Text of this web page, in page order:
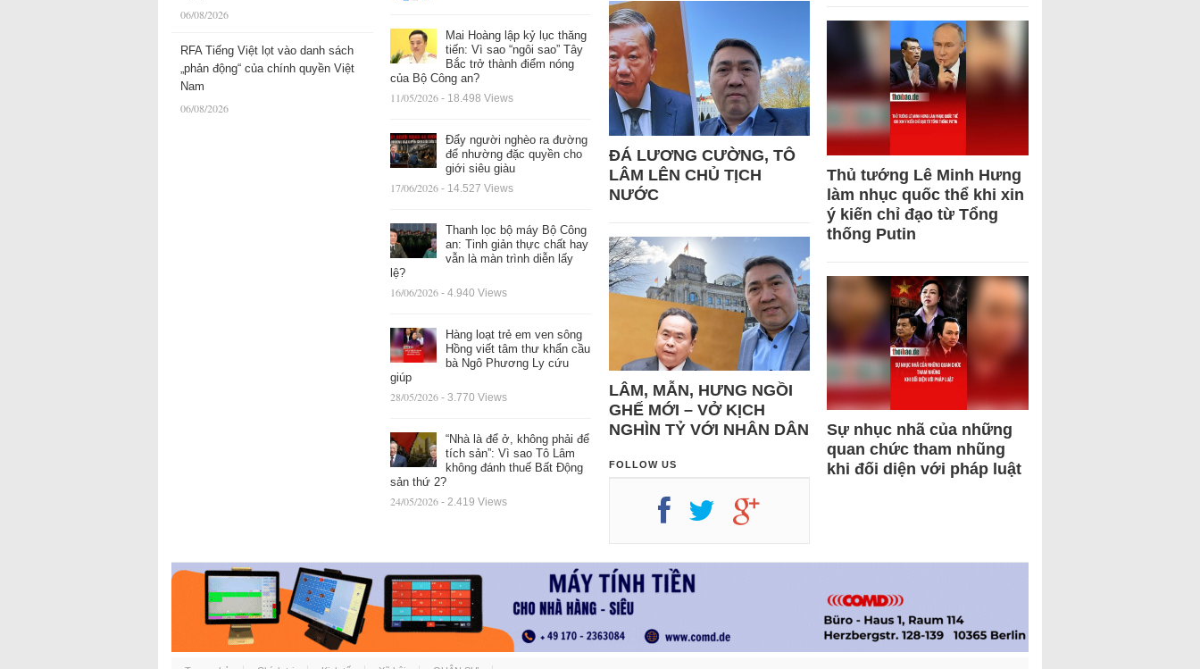
06/08/2026
RFA Tiếng Việt lọt vào danh sách
„phản động“ của chính quyền Việt
Nam
06/08/2026
Mai Hoàng lập kỷ lục thăng
tiến: Vì sao “ngôi sao” Tây
Bắc trở thành điểm nóng
của Bộ Công an?
11/05/2026 - 18.498 Views
Đẩy người nghèo ra đường
để nhường đặc quyền cho
giới siêu giàu
17/06/2026 - 14.527 Views
Thanh lọc bộ máy Bộ Công
an: Tinh giản thực chất hay
vẫn là màn trình diễn lấy
lệ?
16/06/2026 - 4.940 Views
Hàng loạt trẻ em ven sông
Hồng viết tâm thư khẩn cầu
bà Ngô Phương Ly cứu
giúp
28/05/2026 - 3.770 Views
“Nhà là để ở, không phải để
tích sản”: Vì sao Tô Lâm
không đánh thuế Bất Động
sản thứ 2?
24/05/2026 - 2.419 Views
ĐÁ LƯƠNG CƯỜNG, TÔ
LÂM LÊN CHỦ TỊCH
NƯỚC
LÂM, MẪN, HƯNG NGỒI
GHẾ MỚI – VỞ KỊCH
NGHÌN TỶ VỚI NHÂN DÂN
FOLLOW US
Thủ tướng Lê Minh Hưng
làm nhục quốc thể khi xin
ý kiến chỉ đạo từ Tổng
thống Putin
Sự nhục nhã của những
quan chức tham nhũng
khi đối diện với pháp luật